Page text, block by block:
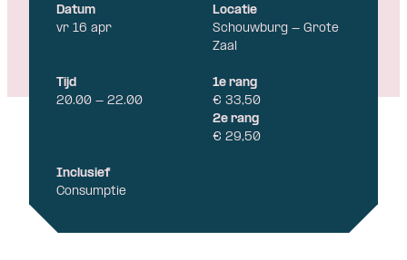
Datum
vr 16 apr
Locatie
Schouwburg - Grote
Zaal
Tijd
20.00 - 22.00
1e rang
€ 33,50
2e rang
€ 29,50
Inclusief
Consumptie